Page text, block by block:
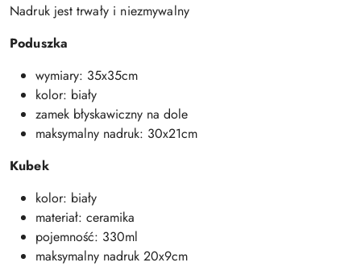
Nadruk jest trwały i niezmywalny
Poduszka
wymiary: 35x35cm
kolor: biały
zamek błyskawiczny na dole
maksymalny nadruk: 30x21cm
Kubek
kolor: biały
materiał: ceramika
pojemność: 330ml
maksymalny nadruk 20x9cm